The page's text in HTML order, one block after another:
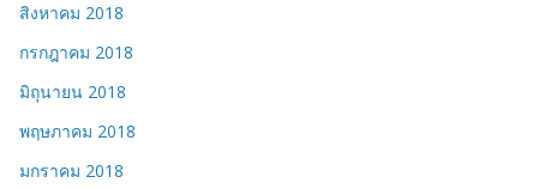
สิงหาคม 2018
กรกฎาคม 2018
มิถุนายน 2018
พฤษภาคม 2018
มกราคม 2018